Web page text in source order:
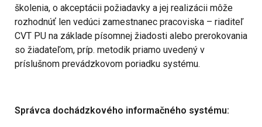
školenia, o akceptácii požiadavky a jej realizácii môže
rozhodnúť len vedúci zamestnanec pracoviska – riaditeľ
CVT PU na základe písomnej žiadosti alebo prerokovania
so žiadateľom, príp. metodik priamo uvedený v
príslušnom prevádzkovom poriadku systému.
Správca dochádzkového informačného systému: